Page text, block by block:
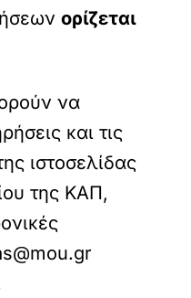
ορίζεται
να
και τις
ιστοσελίδας
της ΚΑΠ,